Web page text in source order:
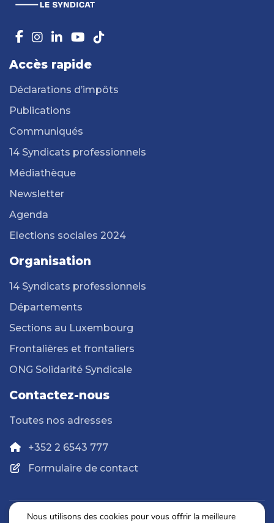
Accès rapide
Déclarations d’impôts
Publications
Communiqués
14 Syndicats professionnels
Médiathèque
Newsletter
Agenda
Elections sociales 2024
Organisation
14 Syndicats professionnels
Départements
Sections au Luxembourg
Frontalières et frontaliers
ONG Solidarité Syndicale
Contactez-nous
Toutes nos adresses
+352 2 6543 777
Formulaire de contact
Nous utilisons des cookies pour vous offrir la meilleure